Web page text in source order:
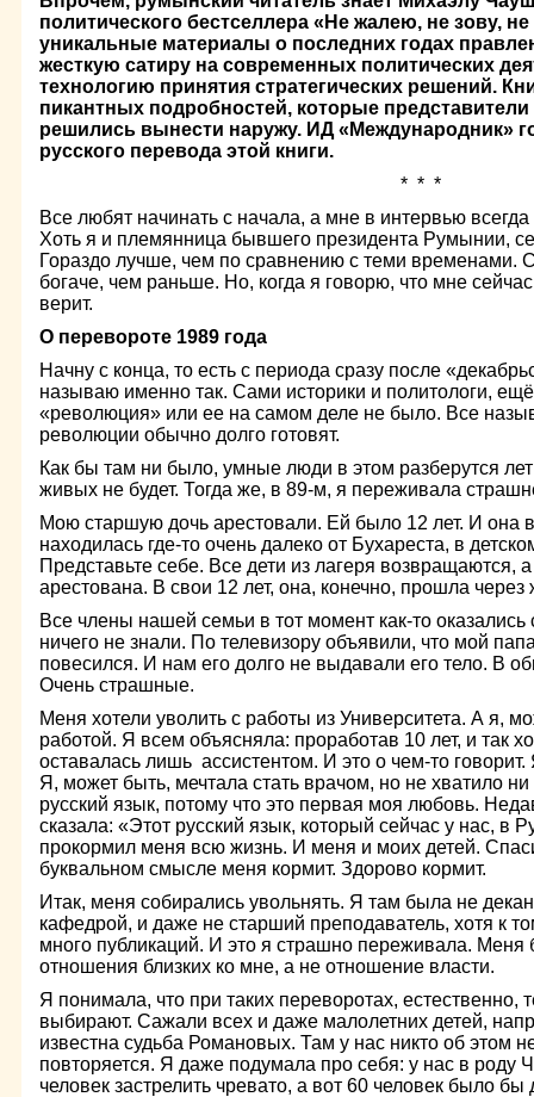
политического бестселлера «Не жалею, не зову,
уникальные материалы о последних годах
жесткую сатиру на современных политических
технологию принятия стратегических решений.
пикантных подробностей, которые
решились вынести наружу. ИД «Международник»
русского перевода этой книги.
* * *
Все любят начинать с начала, а мне в интервью
Хоть я и племянница бывшего президента Румынии,
Гораздо лучше, чем по сравнению с теми временами.
богаче, чем раньше. Но, когда я говорю, что мне
верит.
О перевороте 1989 года
Начну с конца, то есть с периода сразу после
называю именно так. Сами историки и политологи,
«революция» или ее на самом деле не было. Все
революции обычно долго готовят.
Как бы там ни было, умные люди в этом разберутся
живых не будет. Тогда же, в 89-м, я переживала
Мою старшую дочь арестовали. Ей было 12 лет. И она
находилась где-то очень далеко от Бухареста, в
Представьте себе. Все дети из лагеря возвращаются, а
арестована. В свои 12 лет, она, конечно, прошла через
Все члены нашей семьи в тот момент как-то оказались
ничего не знали. По телевизору объявили, что мой
повесился. И нам его долго не выдавали его тело. В
Очень страшные.
Меня хотели уволить с работы из Университета. А я,
работой. Я всем объясняла: проработав 10 лет, и так
оставалась лишь ассистентом. И это о чем-то
Я, может быть, мечтала стать врачом, но не хватило
русский язык, потому что это первая моя любовь.
сказала: «Этот русский язык, который сейчас у нас, в
прокормил меня всю жизнь. И меня и моих детей.
буквальном смысле меня кормит. Здорово кормит.
Итак, меня собирались увольнять. Я там была не
кафедрой, и даже не старший преподаватель, хотя к
много публикаций. И это я страшно переживала. Меня
отношения близких ко мне, а не отношение власти.
Я понимала, что при таких переворотах, естественно,
выбирают. Сажали всех и даже малолетних детей,
известна судьба Романовых. Там у нас никто об этом
повторяется. Я даже подумала про себя: у нас в роду
человек застрелить чревато, а вот 60 человек было